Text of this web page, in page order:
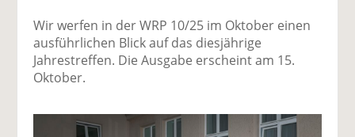
Wir werfen in der WRP 10/25 im Oktober einen
ausführlichen Blick auf das diesjährige
Jahrestreffen. Die Ausgabe erscheint am 15.
Oktober.